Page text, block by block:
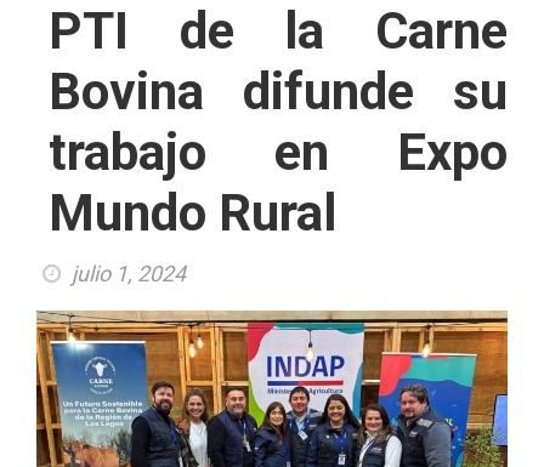
PTI de la Carne
Bovina difunde su
trabajo en Expo
Mundo Rural
julio 1, 2024